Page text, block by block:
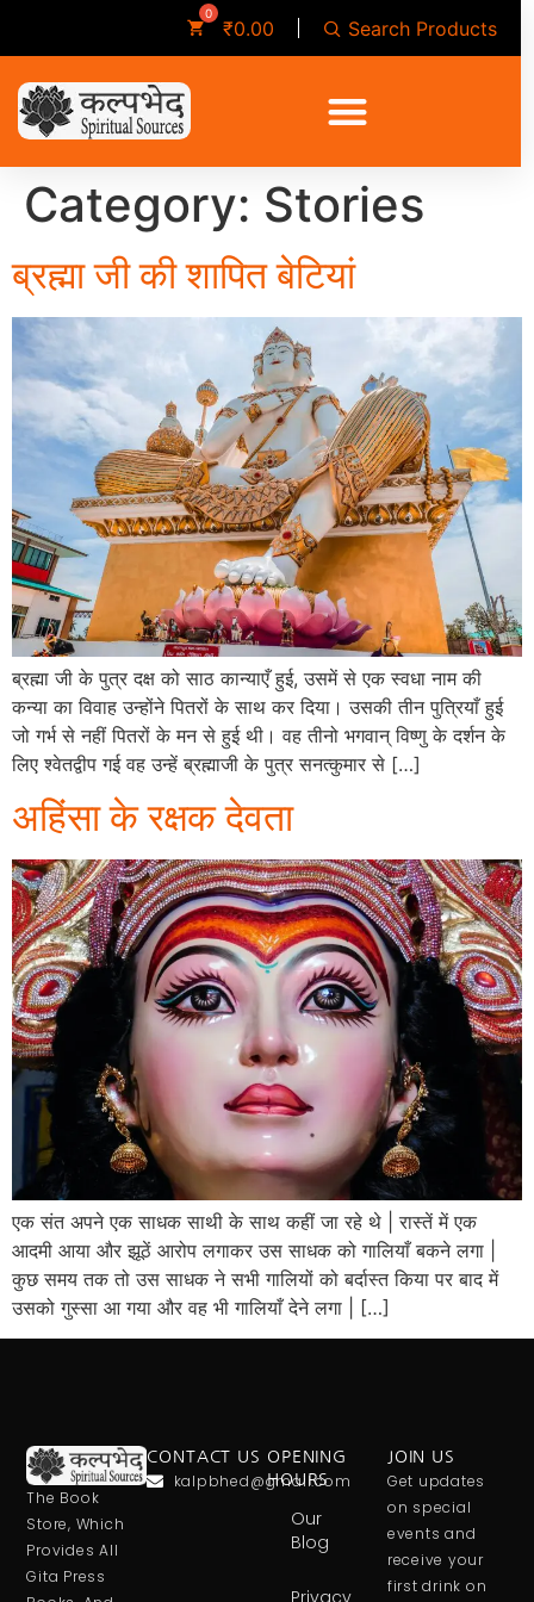
₹0.00 Search Products
Category: Stories
ब्रह्मा जी की शापित बेटियां
ब्रह्मा जी के पुत्र दक्ष को साठ कान्याएँ हुई, उसमें से एक स्वधा नाम की
कन्या का विवाह उन्होंने पितरों के साथ कर दिया। उसकी तीन पुत्रियाँ हुई
जो गर्भ से नहीं पितरों के मन से हुई थी। वह तीनो भगवान् विष्णु के दर्शन के
लिए श्वेतद्वीप गई वह उन्हें ब्रह्माजी के पुत्र सनत्कुमार से […]
अहिंसा के रक्षक देवता
एक संत अपने एक साधक साथी के साथ कहीं जा रहे थे | रास्तें में एक
आदमी आया और झूठें आरोप लगाकर उस साधक को गालियाँ बकने लगा |
कुछ समय तक तो उस साधक ने सभी गालियों को बर्दास्त किया पर बाद में
उसको गुस्सा आ गया और वह भी गालियाँ देने लगा | […]
The Book
Store, Which
Provides All
Gita Press
CONTACT US
kalpbhed@gmail.com
OPENING
HOURS
Our
Blog
Privacy
JOIN US
Get updates
on special
events and
receive your
first drink on